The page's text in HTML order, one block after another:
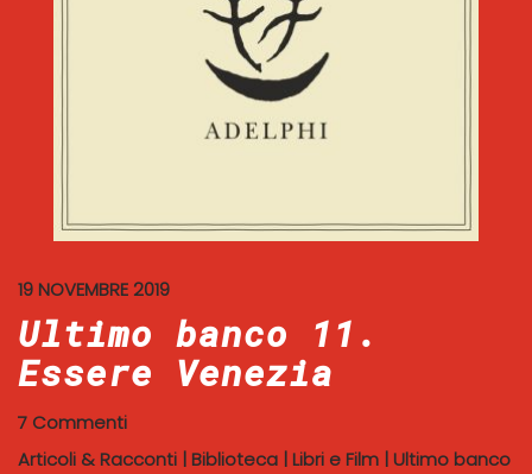
19 NOVEMBRE 2019
Ultimo banco 11.
Essere Venezia
7 Commenti
Articoli & Racconti | Biblioteca | Libri e Film | Ultimo banco